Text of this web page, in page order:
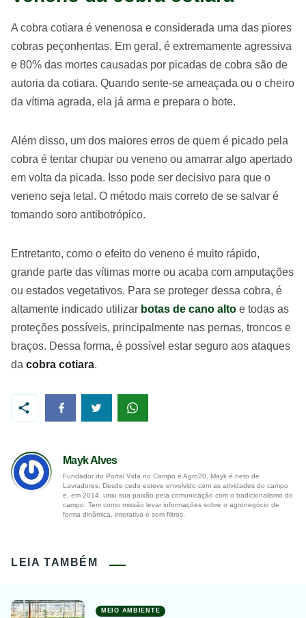
A cobra cotiara é venenosa e considerada uma das piores
cobras peçonhentas. Em geral, é extremamente agressiva
e 80% das mortes causadas por picadas de cobra são de
autoria da cotiara. Quando sente-se ameaçada ou o cheiro
da vítima agrada, ela já arma e prepara o bote.
Além disso, um dos maiores erros de quem é picado pela
cobra é tentar chupar ou veneno ou amarrar algo apertado
em volta da picada. Isso pode ser decisivo para que o
veneno seja letal. O método mais correto de se salvar é
tomando soro antibotrópico.
Entretanto, como o efeito do veneno é muito rápido,
grande parte das vítimas morre ou acaba com amputações
ou estados vegetativos. Para se proteger dessa cobra, é
altamente indicado utilizar botas de cano alto e todas as
proteções possíveis, principalmente nas pernas, troncos e
braços. Dessa forma, é possível estar seguro aos ataques
da cobra cotiara.
Mayk Alves
Fundador do Portal Vida no Campo e Agro20, Mayk é neto de
Lavradores. Desde cedo esteve envolvido com as atividades do campo
e, em 2014, uniu sua paixão pela comunicação com o tradicionalismo do
campo. Tem como missão levar informações sobre o agronegócio de
forma dinâmica, interativa e sem filtros.
LEIA TAMBÉM
MEIO AMBIENTE